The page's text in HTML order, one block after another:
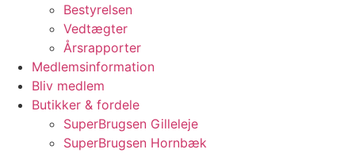
Bestyrelsen
Vedtægter
Årsrapporter
Medlemsinformation
Bliv medlem
Butikker & fordele
SuperBrugsen Gilleleje
SuperBrugsen Hornbæk